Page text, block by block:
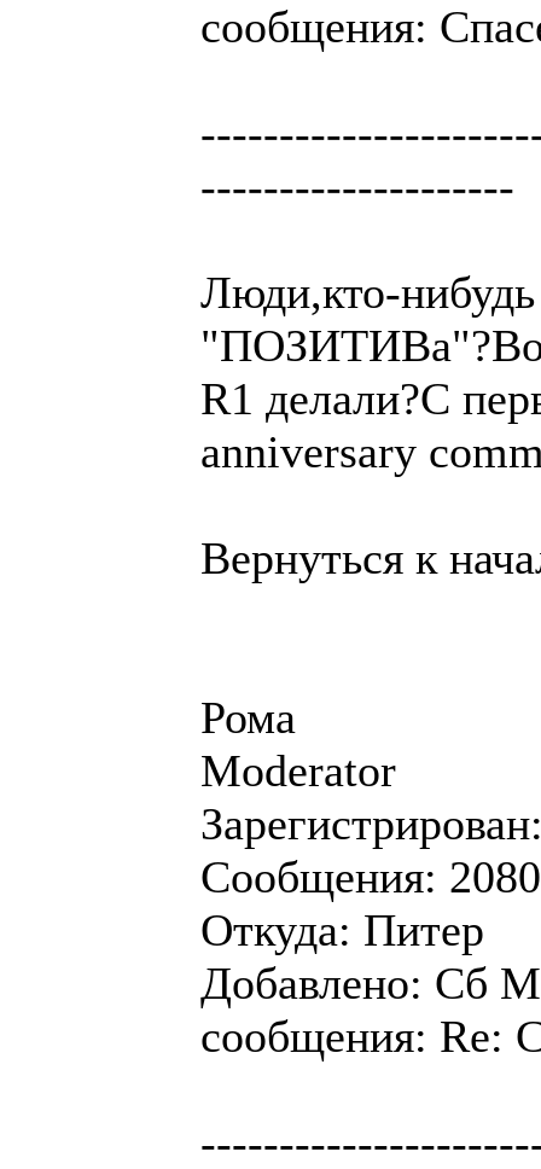
сообщения:
--------------------
Люди,кто-нибудь
R1 делали?С
anniversary
Вернуться к
Рома
Moderator
Сообщения: 2080
Откуда: Питер
Добавлено: Сб
сообщения: Re: